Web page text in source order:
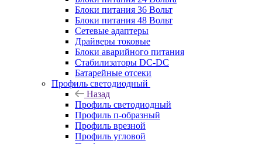
Блоки питания 36 Вольт
Блоки питания 48 Вольт
Сетевые адаптеры
Драйверы токовые
Блоки аварийного питания
Стабилизаторы DC-DC
Батарейные отсеки
Профиль светодиодный
Назад
Профиль светодиодный
Профиль п-образный
Профиль врезной
Профиль угловой